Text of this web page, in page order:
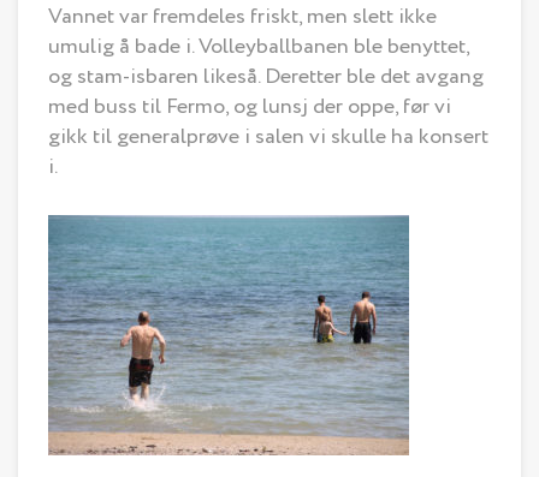
Vannet var fremdeles friskt, men slett ikke
umulig å bade i. Volleyballbanen ble benyttet,
og stam-isbaren likeså. Deretter ble det avgang
med buss til Fermo, og lunsj der oppe, før vi
gikk til generalprøve i salen vi skulle ha konsert
i.